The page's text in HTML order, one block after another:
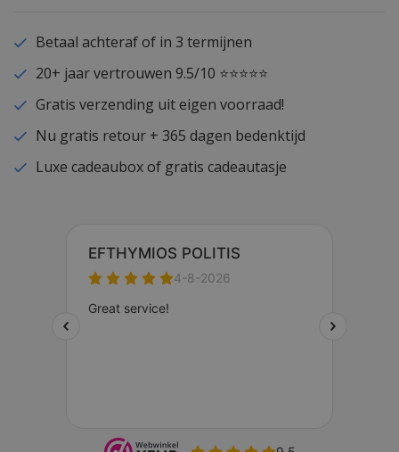
Betaal achteraf of in 3 termijnen
20+ jaar vertrouwen 9.5/10 ⭐⭐⭐⭐⭐
Gratis verzending uit eigen voorraad!
Nu gratis retour + 365 dagen bedenktijd
Luxe cadeaubox of gratis cadeautasje